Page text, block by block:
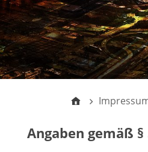
Angaben gemäß §